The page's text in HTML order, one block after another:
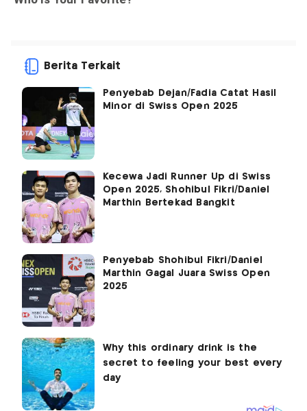
Berita Terkait
Penyebab Dejan/Fadia Catat Hasil
Minor di Swiss Open 2025
Kecewa Jadi Runner Up di Swiss
Open 2025, Shohibul Fikri/Daniel
Marthin Bertekad Bangkit
Penyebab Shohibul Fikri/Daniel
Marthin Gagal Juara Swiss Open
2025